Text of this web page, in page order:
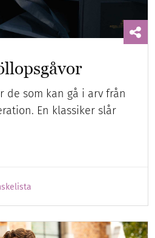
de som kan gå i arv från
En klassiker slår